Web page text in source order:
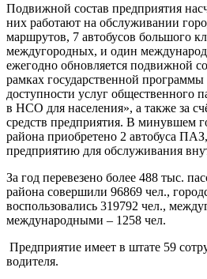
Подвижной состав предприятия
них работают на обслуживании
маршрутов, 7 автобусов большого
междугородных, и один
ежегодно обновляется подвижной
рамках государственной
доступности услуг общественного
в НСО для населения», а также за
средств предприятия. В минувшем
района приобретено 2 автобуса
предприятию для обслуживания
За год перевезено более 488 тыс.
района совершили 96869 чел.,
воспользовались 319792 чел.,
международными – 1258 чел.
Предприятие имеет в штате 59
водителя.